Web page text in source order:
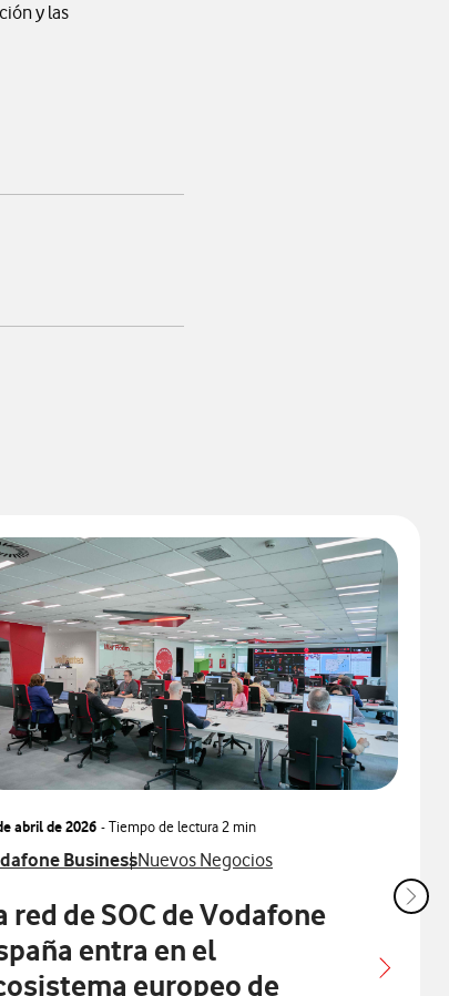
y las
abril de 2026 - Tiempo de lectura2 min
más notas de prensa relacionados con
BusinessVer más notas de prensa relacionados
Nuevos Negocios
red de SOC de Vodafone
entra en el
europeo de